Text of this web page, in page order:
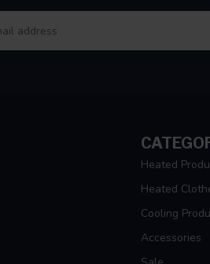
Heated
Heated
Cooling
Accessories